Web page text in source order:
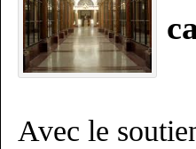
Avec le